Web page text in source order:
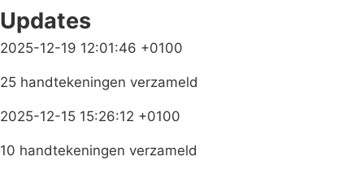
Updates
2025-12-19 12:01:46 +0100
25 handtekeningen verzameld
2025-12-15 15:26:12 +0100
10 handtekeningen verzameld